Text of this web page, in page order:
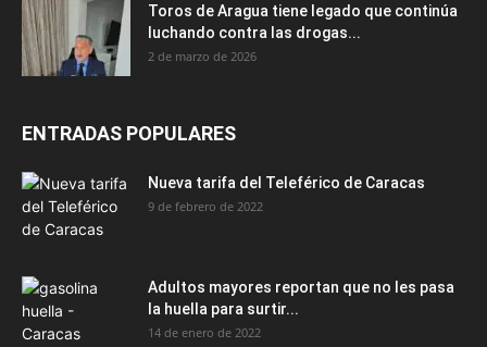
Toros de Aragua tiene legado que continúa
luchando contra las drogas...
2 de marzo de 2026
ENTRADAS POPULARES
Nueva tarifa del Teleférico de Caracas
9 de febrero de 2022
Adultos mayores reportan que no les pasa
la huella para surtir...
14 de enero de 2022